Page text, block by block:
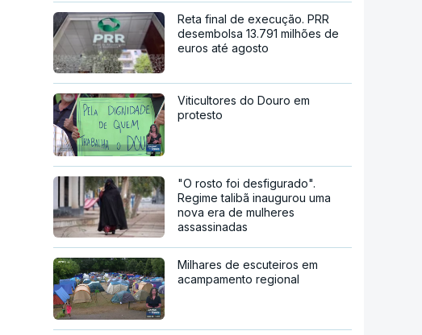
Reta final de execução. PRR
desembolsa 13.791 milhões de
euros até agosto
Viticultores do Douro em
protesto
"O rosto foi desfigurado".
Regime talibã inaugurou uma
nova era de mulheres
assassinadas
Milhares de escuteiros em
acampamento regional